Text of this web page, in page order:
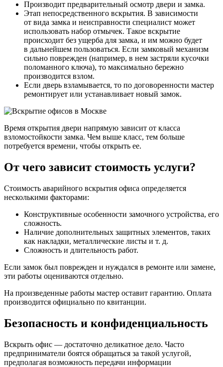
Производит предварительный осмотр двери и замка.
Этап непосредственного вскрытия. В зависимости
от вида замка и неисправности специалист может
использовать набор отмычек. Такое вскрытие
происходит без ущерба для замка, и им можно будет
в дальнейшем пользоваться. Если замковый механизм
сильно поврежден (например, в нем застряли кусочки
поломанного ключа), то максимально бережно
производится взлом.
Если дверь взламывается, то по договоренности мастер
ремонтирует или устанавливает новый замок.
Время открытия двери напрямую зависит от класса
взломостойкости замка. Чем выше класс, тем больше
потребуется времени, чтобы открыть ее.
От чего зависит стоимость услуги?
Стоимость аварийного вскрытия офиса определяется
несколькими факторами:
Конструктивные особенности замочного устройства, его
сложность.
Наличие дополнительных защитных элементов, таких
как накладки, металлические листы и т. д.
Сложность и длительность работ.
Если замок был поврежден и нуждался в ремонте или замене,
эти работы оцениваются отдельно.
На произведенные работы мастер оставит гарантию. Оплата
производится официально по квитанции.
Безопасность и конфиденциальность
Вскрыть офис — достаточно деликатное дело. Часто
предприниматели боятся обращаться за такой услугой,
предполагая возможность передачи информации